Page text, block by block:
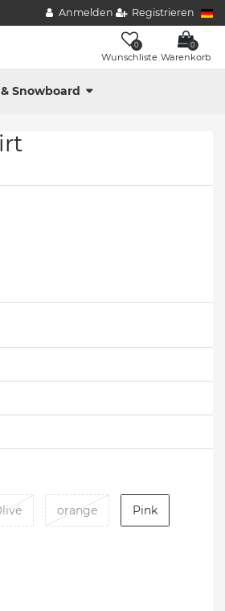
Anmelden Registrieren
0
Wunschliste
0
Warenkorb
Snowboard
orange Pink